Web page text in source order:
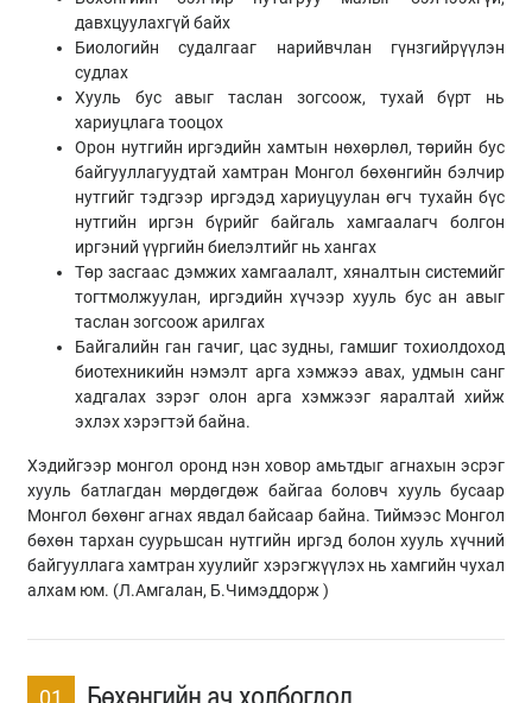
давхцуулахгүй байх
Биологийн судалгааг нарийвчлан гүнзгийрүүлэн
судлах
Хууль бус авыг таслан зогсоож, тухай бүрт нь
хариуцлага тооцох
Орон нутгийн иргэдийн хамтын нөхөрлөл, төрийн бус
байгууллагуудтай хамтран Монгол бөхөнгийн бэлчир
нутгийг тэдгээр иргэдэд хариуцуулан өгч тухайн бүс
нутгийн иргэн бүрийг байгаль хамгаалагч болгон
иргэний үүргийн биелэлтийг нь хангах
Төр засгаас дэмжих хамгаалалт, хяналтын системийг
тогтмолжуулан, иргэдийн хүчээр хууль бус ан авыг
таслан зогсоож арилгах
Байгалийн ган гачиг, цас зудны, гамшиг тохиолдоход
биотехникийн нэмэлт арга хэмжээ авах, удмын санг
хадгалах зэрэг олон арга хэмжээг яаралтай хийж
эхлэх хэрэгтэй байна.
Хэдийгээр монгол оронд нэн ховор амьтдыг агнахын эсрэг
хууль батлагдан мөрдөгдөж байгаа боловч хууль бусаар
Монгол бөхөнг агнах явдал байсаар байна. Тиймээс Монгол
бөхөн тархан суурьшсан нутгийн иргэд болон хууль хүчний
байгууллага хамтран хуулийг хэрэгжүүлэх нь хамгийн чухал
алхам юм. (Л.Амгалан, Б.Чимэддорж )
01